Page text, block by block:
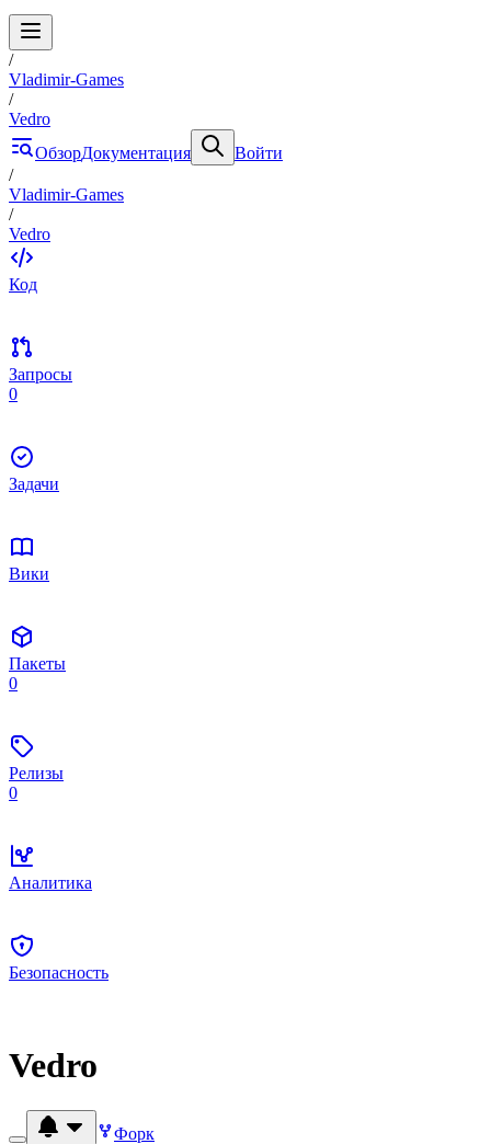
/
Vladimir-Games
/
Vedro
ОбзорДокументация
Войти
/
Vladimir-Games
/
Vedro
Код
Запросы
0
Задачи
Вики
Пакеты
0
Релизы
0
Аналитика
Безопасность
Vedro
Форк